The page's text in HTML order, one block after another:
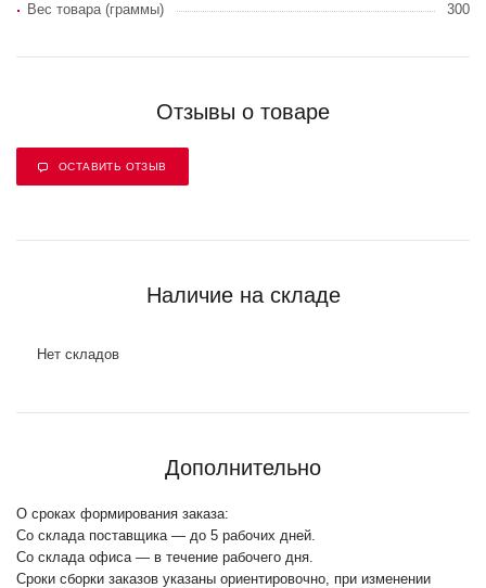
Вес товара (граммы)
300
Отзывы о товаре
ОСТАВИТЬ ОТЗЫВ
Наличие на складе
Нет складов
Дополнительно
О сроках формирования заказа:
Со склада поставщика — до 5 рабочих дней.
Со склада офиса — в течение рабочего дня.
Сроки сборки заказов указаны ориентировочно, при изменении